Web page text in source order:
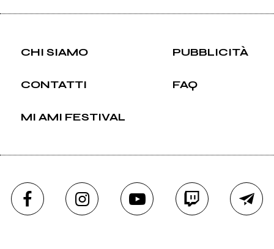
CHI SIAMO PUBBLICITÀ
CONTATTI FAQ
MI AMI FESTIVAL